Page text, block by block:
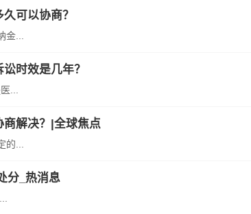
可以协商？
...
时效是几年？
...
解决？|全球焦点
...
分_热消息